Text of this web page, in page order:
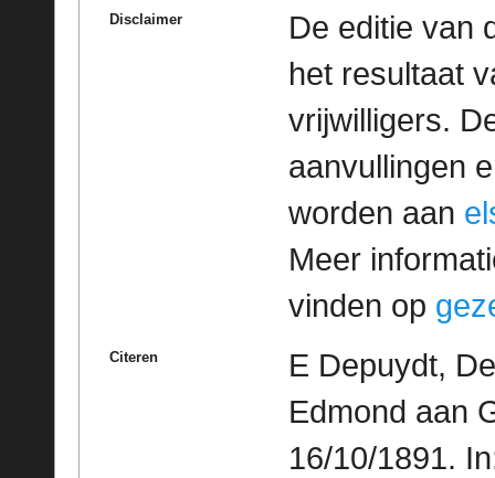
Disclaimer
De editie van
het resultaat
vrijwilligers.
aanvullingen
worden aan
Meer
vinden op
Citeren
E Depuydt,
Edmond aan
16/10/1891.